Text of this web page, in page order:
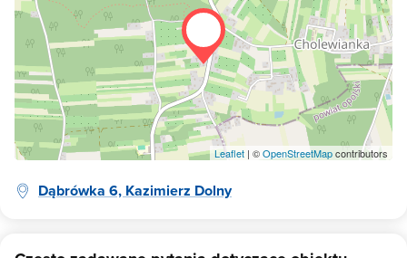
Leaflet | ©OpenStreetMapcontributors
Dąbrówka 6, Kazimierz Dolny